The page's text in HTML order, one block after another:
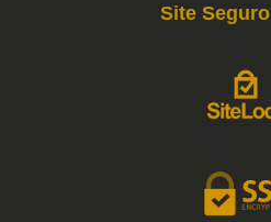
Site Seguro